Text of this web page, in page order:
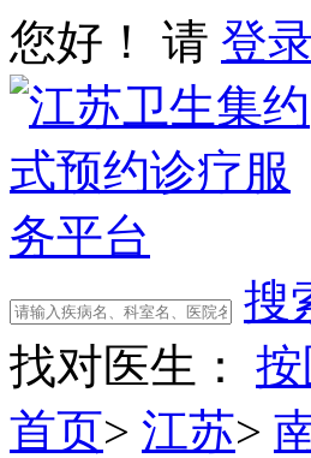
您好！ 请 登
搜
找对医生：
首页> 江苏>